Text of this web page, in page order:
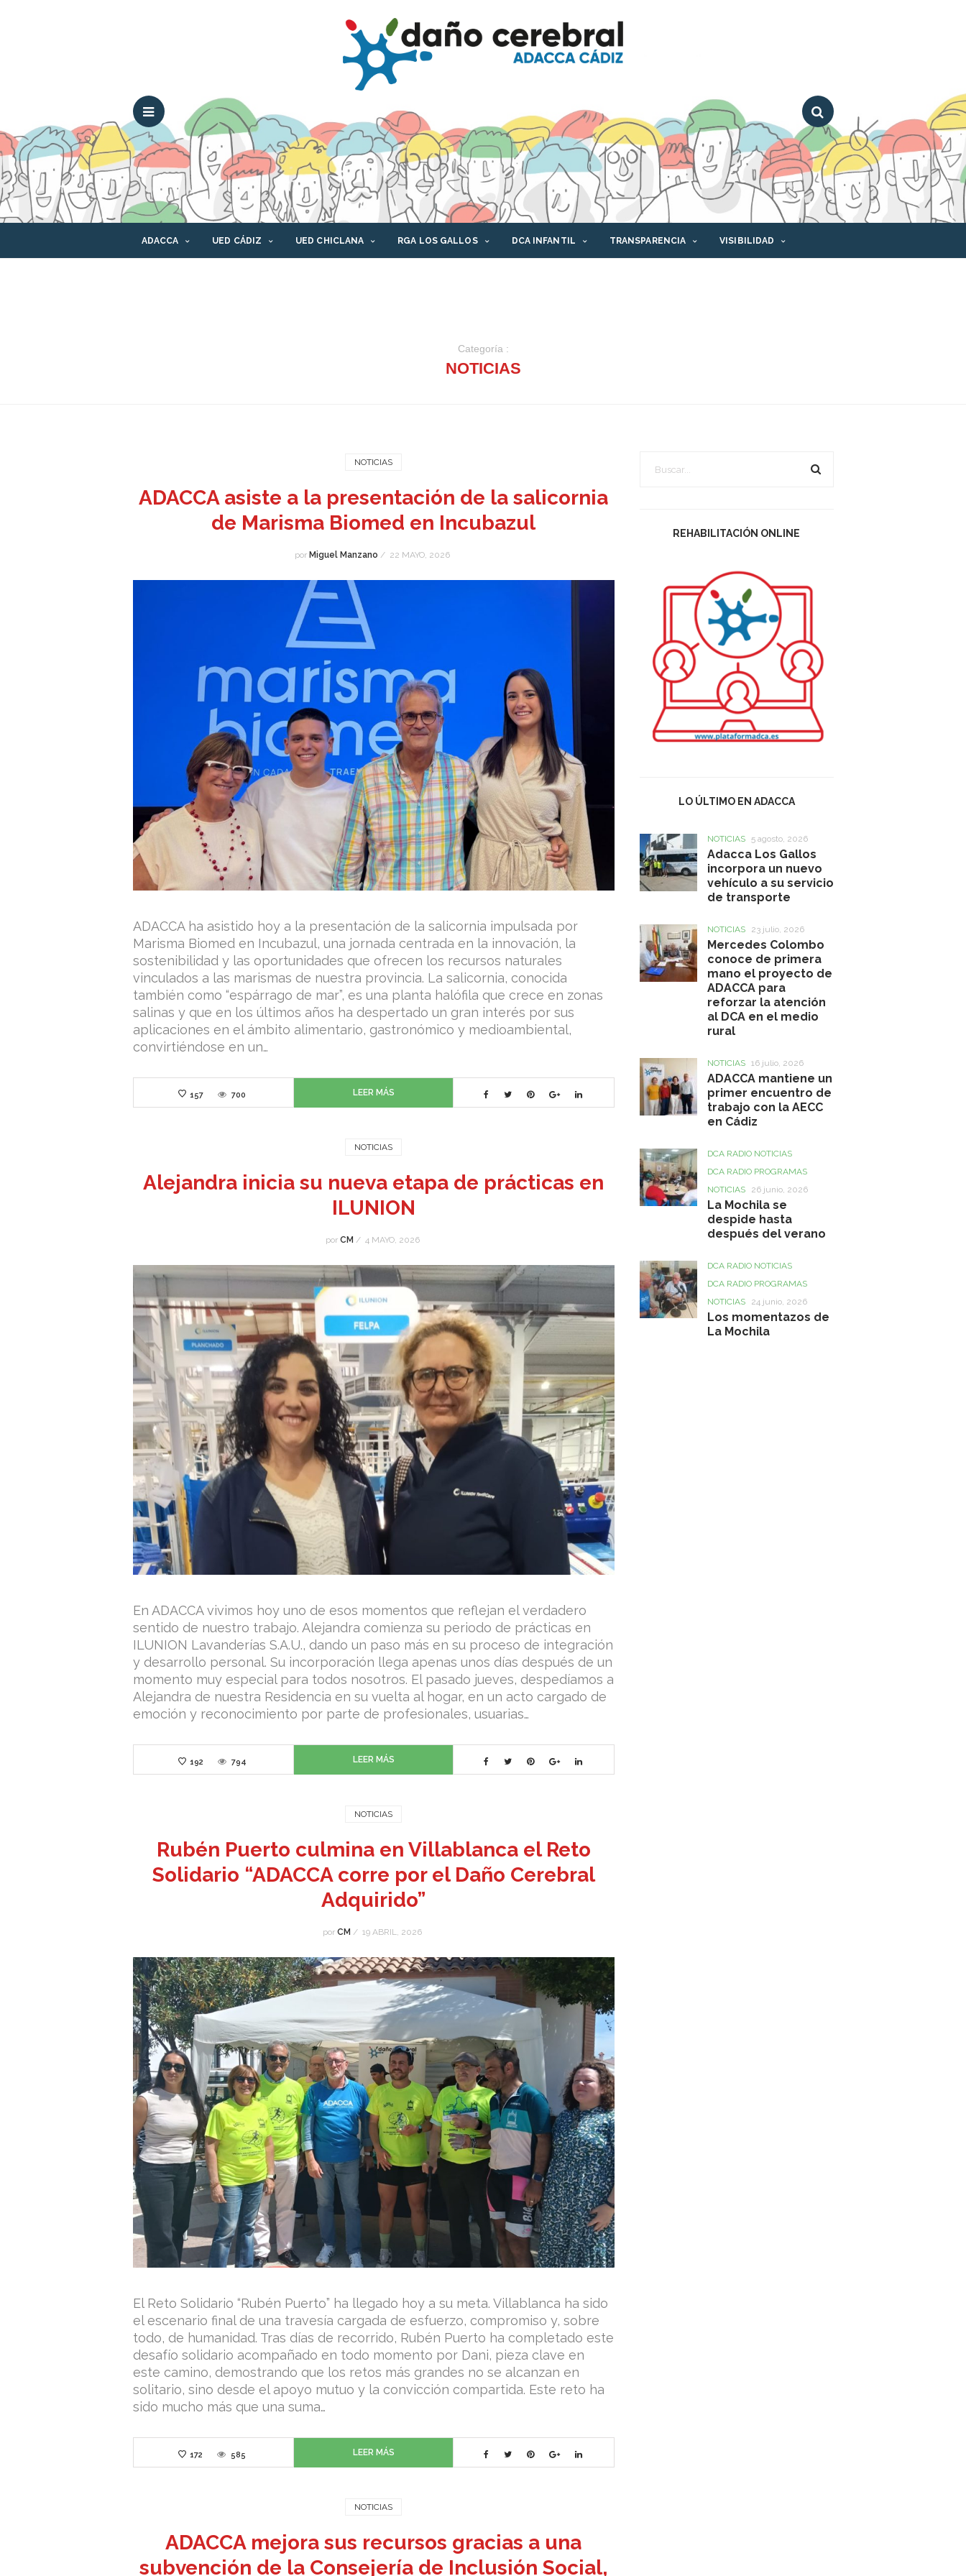
ADACCA UED CÁDIZ UED CHICLANA RGA LOS GALLOS DCA INFANTIL TRANSPARENCIA VISIBILIDAD
Categoría :
NOTICIAS
NOTICIAS
ADACCA asiste a la presentación de la salicornia
de Marisma Biomed en Incubazul
por Miguel Manzano / 22 MAYO, 2026
ADACCA ha asistido hoy a la presentación de la salicornia impulsada por
Marisma Biomed en Incubazul, una jornada centrada en la innovación, la
sostenibilidad y las oportunidades que ofrecen los recursos naturales
vinculados a las marismas de nuestra provincia. La salicornia, conocida
también como “espárrago de mar”, es una planta halófila que crece en zonas
salinas y que en los últimos años ha despertado un gran interés por sus
aplicaciones en el ámbito alimentario, gastronómico y medioambiental,
convirtiéndose en un…
157 700 LEER MÁS
NOTICIAS
Alejandra inicia su nueva etapa de prácticas en
ILUNION
por CM / 4 MAYO, 2026
En ADACCA vivimos hoy uno de esos momentos que reflejan el verdadero
sentido de nuestro trabajo. Alejandra comienza su periodo de prácticas en
ILUNION Lavanderías S.A.U., dando un paso más en su proceso de integración
y desarrollo personal. Su incorporación llega apenas unos días después de un
momento muy especial para todos nosotros. El pasado jueves, despedíamos a
Alejandra de nuestra Residencia en su vuelta al hogar, en un acto cargado de
emoción y reconocimiento por parte de profesionales, usuarias…
192 794 LEER MÁS
NOTICIAS
Rubén Puerto culmina en Villablanca el Reto
Solidario “ADACCA corre por el Daño Cerebral
Adquirido”
por CM / 19 ABRIL, 2026
El Reto Solidario “Rubén Puerto” ha llegado hoy a su meta. Villablanca ha sido
el escenario final de una travesía cargada de esfuerzo, compromiso y, sobre
todo, de humanidad. Tras días de recorrido, Rubén Puerto ha completado este
desafío solidario acompañado en todo momento por Dani, pieza clave en
este camino, demostrando que los retos más grandes no se alcanzan en
solitario, sino desde el apoyo mutuo y la convicción compartida. Este reto ha
sido mucho más que una suma…
172 585 LEER MÁS
NOTICIAS
ADACCA mejora sus recursos gracias a una
subvención de la Consejería de Inclusión Social,
REHABILITACIÓN ONLINE
LO ÚLTIMO EN ADACCA
NOTICIAS 5 agosto, 2026
Adacca Los Gallos
incorpora un nuevo
vehículo a su servicio
de transporte
NOTICIAS 23 julio, 2026
Mercedes Colombo
conoce de primera
mano el proyecto de
ADACCA para
reforzar la atención
al DCA en el medio
rural
NOTICIAS 16 julio, 2026
ADACCA mantiene un
primer encuentro de
trabajo con la AECC
en Cádiz
DCA RADIO NOTICIAS
DCA RADIO PROGRAMAS
NOTICIAS
26 junio, 2026
La Mochila se
despide hasta
después del verano
DCA RADIO NOTICIAS
DCA RADIO PROGRAMAS
NOTICIAS
24 junio, 2026
Los momentazos de
La Mochila